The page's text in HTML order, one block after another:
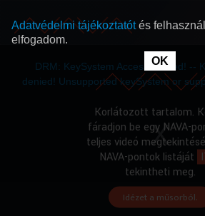
DRM: KeySystem Access Denied! --
denied! Unsupported keySystem or
Korlátozott tartalom.
fáradjon be egy NAVA-
teljes videó
NAVA-pontok listáját
tekintheti meg.
Idézet a műsorból.
Adatvédelmi tájékoztatótés
elfogadom.
OK